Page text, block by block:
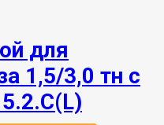
для
1,5/3,0 тн с